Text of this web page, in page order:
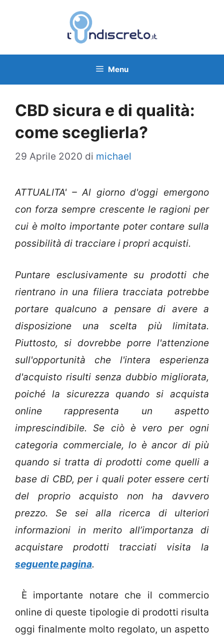
Menu
CBD sicura e di qualità:
come sceglierla?
29 Aprile 2020 di michael
ATTUALITA' – Al giorno d'oggi emergono
con forza sempre crescente le ragioni per
cui è molto importante poter contare sulla
possibilità di tracciare i propri acquisti.
Puntare esclusivamente su prodotti che
rientrano in una filiera tracciata potrebbe
portare qualcuno a pensare di avere a
disposizione una scelta più limitata.
Piuttosto, si dovrebbe porre l'attenzione
sull'opportunità che l'intera esperienza
d'acquisto risulti senza dubbio migliorata,
poiché la sicurezza quando si acquista
online rappresenta un aspetto
imprescindibile. Se ciò è vero per ogni
categoria commerciale, lo è ancor di più
quando si tratta di prodotti come quelli a
base di CBD, per i quali poter essere certi
del proprio acquisto non ha davvero
prezzo. Se sei alla ricerca di ulteriori
informazioni in merito all’importanza di
acquistare prodotti tracciati visita la
seguente pagina.
È importante notare che il commercio
online di queste tipologie di prodotti risulta
oggi finalmente molto regolato, un aspetto